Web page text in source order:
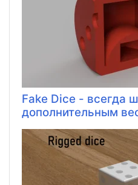
Fake Dice - всегда
дополнительным